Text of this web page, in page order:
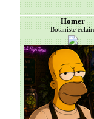
Homer
Botaniste